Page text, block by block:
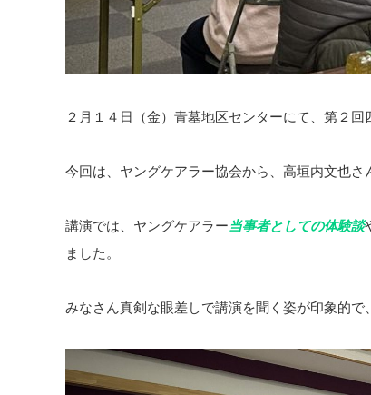
２月１４日（金）青墓地区センターにて、第２回
今回は、ヤングケアラー協会から、高垣内文也さ
講演では、ヤングケアラー当事者としての体験談
ました。
みなさん真剣な眼差しで講演を聞く姿が印象的